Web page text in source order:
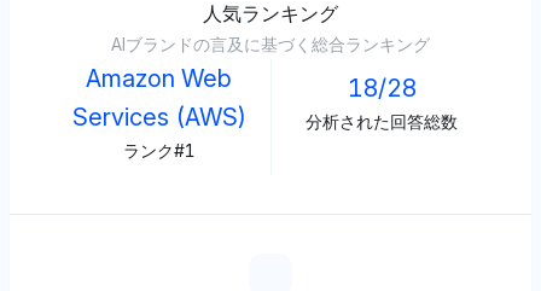
人気ランキング
AIブランドの言及に基づく総合ランキング
Amazon Web
Services (AWS)
ランク#1
18/28
分析された回答総数